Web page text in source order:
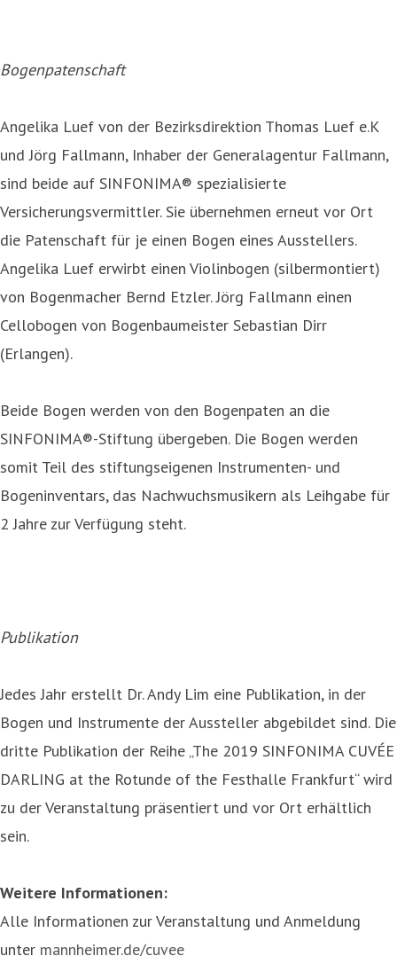
Bogenpatenschaft
Angelika Luef von der Bezirksdirektion Thomas Luef e.K
und Jörg Fallmann, Inhaber der Generalagentur Fallmann,
sind beide auf SINFONIMA® spezialisierte
Versicherungsvermittler. Sie übernehmen erneut vor Ort
die Patenschaft für je einen Bogen eines Ausstellers.
Angelika Luef erwirbt einen Violinbogen (silbermontiert)
von Bogenmacher Bernd Etzler. Jörg Fallmann einen
Cellobogen von Bogenbaumeister Sebastian Dirr
(Erlangen).
Beide Bogen werden von den Bogenpaten an die
SINFONIMA®-Stiftung übergeben. Die Bogen werden
somit Teil des stiftungseigenen Instrumenten- und
Bogeninventars, das Nachwuchsmusikern als Leihgabe für
2 Jahre zur Verfügung steht.
Publikation
Jedes Jahr erstellt Dr. Andy Lim eine Publikation, in der
Bogen und Instrumente der Aussteller abgebildet sind. Die
dritte Publikation der Reihe „The 2019 SINFONIMA CUVÉE
DARLING at the Rotunde of the Festhalle Frankfurt“ wird
zu der Veranstaltung präsentiert und vor Ort erhältlich
sein.
Weitere Informationen:
Alle Informationen zur Veranstaltung und Anmeldung
unter mannheimer.de/cuvee